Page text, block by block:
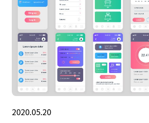
2020.05.20